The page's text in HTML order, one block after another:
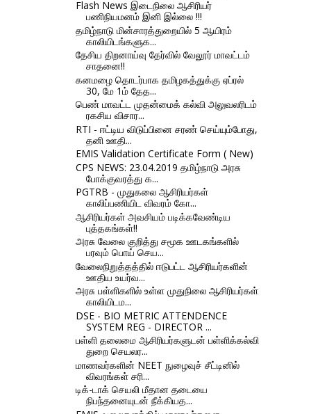
Flash News இடைநிலை ஆசிரியர்
பணிநியமனம் இனி இல்லை !!!
தமிழ்நாடு மின்சாரத்துறையில் 5 ஆயிரம்
காலியிடங்களுக...
தேசிய திறனாய்வு தேர்வில் வேலூர் மாவட்டம்
சாதனை!!
கனமழை தொடர்பாக தமிழகத்துக்கு ஏப்ரல்
30, மே 1ம் தேத...
பெண் மாவட்ட முதன்மைக் கல்வி அலுவலரிடம்
ரகசிய விசார...
RTI - ஈட்டிய விடுப்பினை சரண் செய்யும்போது,
தனி ஊதி...
EMIS Validation Certificate Form ( New)
CPS NEWS: 23.04.2019 தமிழ்நாடு அரசு
போக்குவரத்து க...
PGTRB - முதுகலை ஆசிரியர்கள்
காலிப்பணியிட விவரம் கோ...
ஆசிரியர்கள் அவசியம் படிக்கவேண்டிய
புத்தகங்கள்!!
அரசு வேலை குறித்து சமூக ஊடகங்களில்
பரவும் பொய் செய...
வேலைநிறுத்தத்தில் ஈடுபட்ட ஆசிரியர்களின்
ஊதிய உயர்வ...
அரசு பள்ளிகளில் உள்ள முதுநிலை ஆசிரியர்கள்
காலியிடம...
DSE - BIO METRIC ATTENDENCE
SYSTEM REG - DIRECTOR ...
பள்ளி தலைமை ஆசிரியர்களுடன் பள்ளிக்கல்வி
துறை செயலர...
மாணவர்களின் NEET நுழைவுச் சீட்டினில்
விவரங்கள் சரி...
டிக்-டாக் செயலி மீதான தடையை
நிபந்தனையுடன் நீக்கியத...